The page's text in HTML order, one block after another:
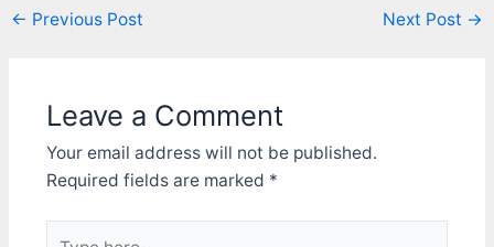
Post
← Previous Post Next Post →
Leave a Comment
Your email address will not be published.
Required fields are marked *